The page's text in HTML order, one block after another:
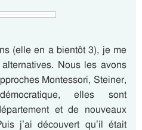
(elle en a bientôt 3), je me
Nous les avons
Montessori, Steiner,
elles sont
et de nouveaux
j’ai découvert qu’il était